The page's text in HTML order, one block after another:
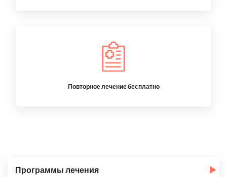
Повторное лечение бесплатно
Программы лечения